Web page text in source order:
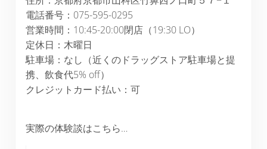
電話番号：075-595-0295
営業時間：10:45-20:00閉店（19:30 LO）
定休日：木曜日
駐車場：なし（近くのドラッグストア駐車場と提
携、飲食代5% off）
クレジットカード払い：可
実際の体験談はこちら…